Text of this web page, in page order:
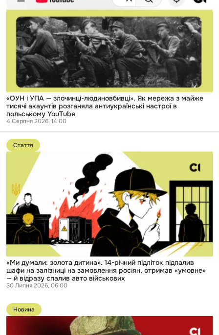
УПА
злочинці-
людиновбивці».
мережа
майже
тисячі
акаунтів
розганяла
антиукраїнські
настрої
польському
YouTube
«ОУН і УПА — злочинці-людиновбивці». Як мережа з майже
тисячі акаунтів розганяла антиукраїнські настрої в
польському YouTube
4 Серпня 2026, 14:00
Перейти
до
публікації
дитина».
річний
підліток
підпалив
шафи
залізниці
на
росіян,
отримав
«умовне»
відразу
спалив
авто
військових
Стаття
«Ми думали: золота дитина». 14-річний підліток підпалив
шафи на залізниці на замовлення росіян, отримав «умовне»
— й відразу спалив авто військових
30 Липня 2026, 06:00
Перейти
до
публікації
Новина